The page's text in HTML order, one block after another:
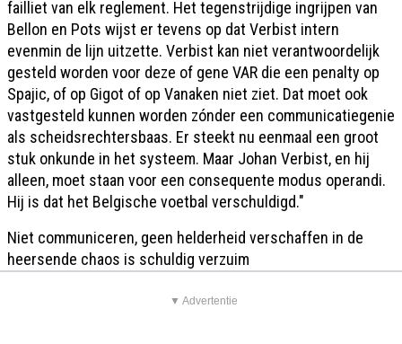
failliet van elk reglement. Het tegenstrijdige ingrijpen van
Bellon en Pots wijst er tevens op dat Verbist intern
evenmin de lijn uitzette. Verbist kan niet verantwoordelijk
gesteld worden voor deze of gene VAR die een penalty op
Spajic, of op Gigot of op Vanaken niet ziet. Dat moet ook
vastgesteld kunnen worden zónder een communicatiegenie
als scheidsrechtersbaas. Er steekt nu eenmaal een groot
stuk onkunde in het systeem. Maar Johan Verbist, en hij
alleen, moet staan voor een consequente modus operandi.
Hij is dat het Belgische voetbal verschuldigd."
Niet communiceren, geen helderheid verschaffen in de
heersende chaos is schuldig verzuim
▼ Advertentie